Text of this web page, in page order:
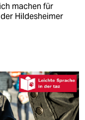
machen für
Hildesheimer